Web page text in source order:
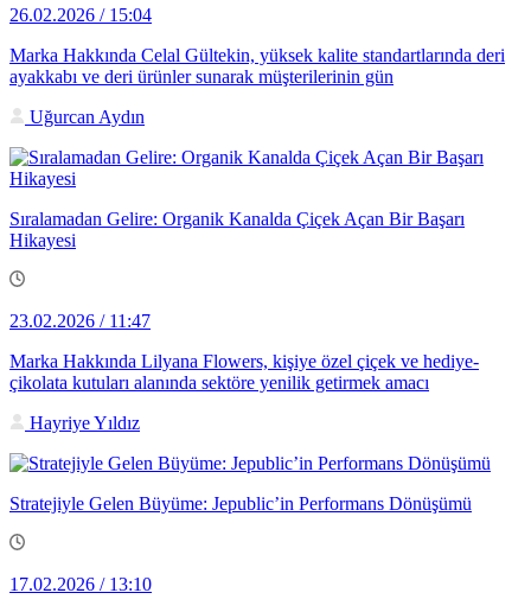
26.02.2026 / 15:04
Marka Hakkında Celal Gültekin, yüksek kalite standartlarında deri
ayakkabı ve deri ürünler sunarak müşterilerinin gün
Uğurcan Aydın
Sıralamadan Gelire: Organik Kanalda Çiçek Açan Bir Başarı
Hikayesi
23.02.2026 / 11:47
Marka Hakkında Lilyana Flowers, kişiye özel çiçek ve hediye-
çikolata kutuları alanında sektöre yenilik getirmek amacı
Hayriye Yıldız
Stratejiyle Gelen Büyüme: Jepublic’in Performans Dönüşümü
17.02.2026 / 13:10